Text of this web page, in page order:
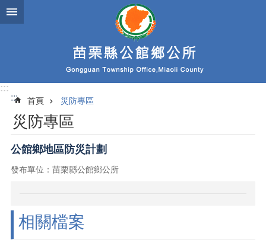
跳到主要內容區塊
:::
:::
首頁 災防專區
災防專區
公館鄉地區防災計劃
發布單位：苗栗縣公館鄉公所
相關檔案